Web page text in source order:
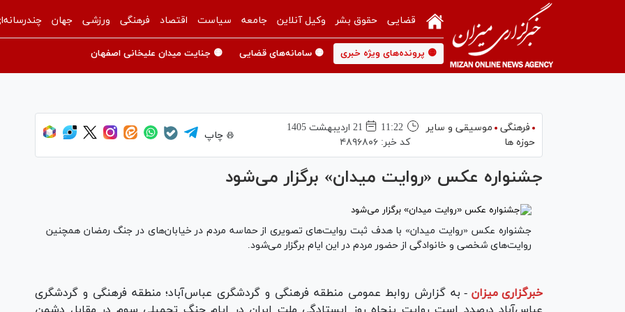
قضایی حقوق بشر وکیل آنلاین جامعه سیاست اقتصاد فرهنگی ورزشی جهان
🟡 پرونده‌های ویژه خبری 🟡 سامانه‌های قضایی 🟡 جنایت میدان علیخانی اصفهان
فرهنگی
موسیقی و سایر
حوزه ها
11:22
21 ارديبهشت 1405
کد خبر:۴۸۹۶۸۰۶
چاپ
جشنواره عکس «روایت میدان» برگزار می‌شود
جشنواره عکس «روایت میدان» با هدف ثبت روایت‌های تصویری از حماسه مردم در خیابان‌های در جنگ رمضان همچنین
روایت‌های شخصی و خانوادگی از حضور مردم در این ایام برگزار می‌شود.
خبرگزاری میزان - به گزارش روابط عمومی منطقه فرهنگی و گردشگری عباس‌آباد؛ منطقه فرهنگی و گردشگری